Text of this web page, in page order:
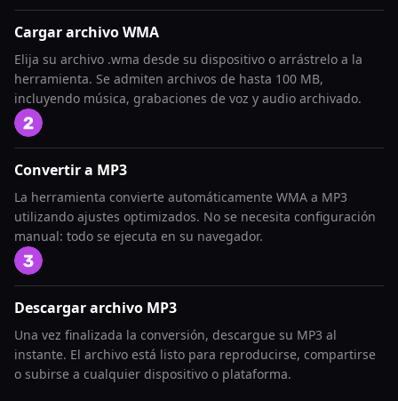
Cargar archivo WMA
Elija su archivo .wma desde su dispositivo o arrástrelo a la
herramienta. Se admiten archivos de hasta 100 MB,
incluyendo música, grabaciones de voz y audio archivado.
Convertir a MP3
La herramienta convierte automáticamente WMA a MP3
utilizando ajustes optimizados. No se necesita configuración
manual: todo se ejecuta en su navegador.
Descargar archivo MP3
Una vez finalizada la conversión, descargue su MP3 al
instante. El archivo está listo para reproducirse, compartirse
o subirse a cualquier dispositivo o plataforma.